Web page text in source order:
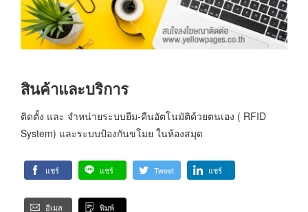
สินค้าและบริการ
ติดตั้ง และ จำหน่ายระบบยืม-คืนอัตโนมัติด้วยตนเอง ( RFID
System) และระบบป้องกันขโมย ในห้องสมุด
แชร์ แชร์ Tweet แชร์
อีเมล พิมพ์